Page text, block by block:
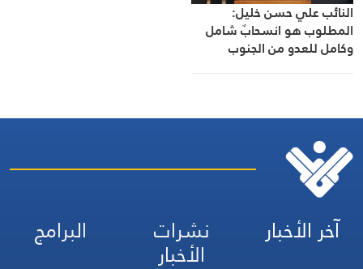
النائب علي حسن خليل:
المطلوب هو انسحابٌ شامل
وكامل للعدو من الجنوب
آخر الأخبار نشرات
الأخبار
البرامج